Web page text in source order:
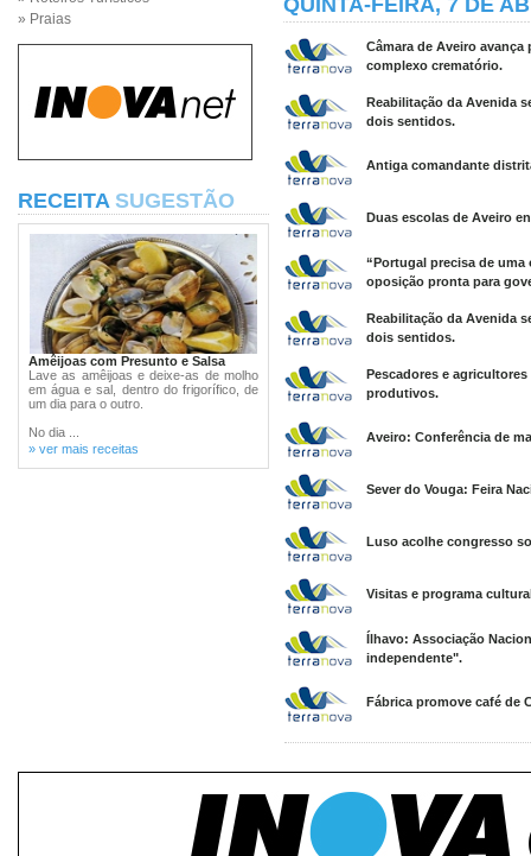
» Praias
RECEITA SUGESTÃO
Amêijoas com Presunto e Salsa
Lave as amêijoas e deixe-as de molho
em água e sal, dentro do frigorífico, de
um dia para o outro.
No dia ...
» ver mais receitas
QUINTA-FEIRA, 7 DE
Câmara de Aveiro
complexo crematório.
Reabilitação da Avenida
dois sentidos.
Antiga comandante
Duas escolas de Aveiro
“Portugal precisa de
oposição pronta para
Reabilitação da Avenida
dois sentidos.
Pescadores e
produtivos.
Aveiro: Conferência de
Sever do Vouga: Feira
Luso acolhe congresso
Visitas e programa
Ílhavo: Associação
independente".
Fábrica promove café de